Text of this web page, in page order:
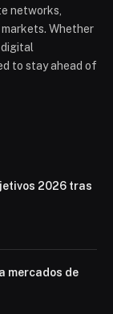
networks,
Whether
digital
to stay ahead of
2026 tras
mercados de